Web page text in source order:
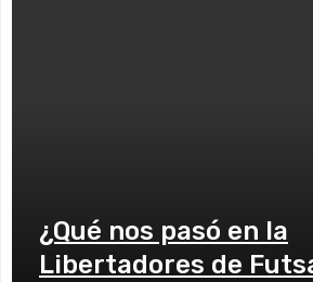
¿Qué nos pasó en la
Libertadores de